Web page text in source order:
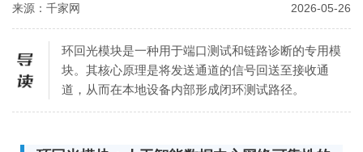
来源：千家网 2026-05-26
环回光模块是一种用于端口测试和链路诊断的专用模
块。其核心原理是将发送通道的信号回送至接收通
道，从而在本地设备内部形成闭环测试路径。